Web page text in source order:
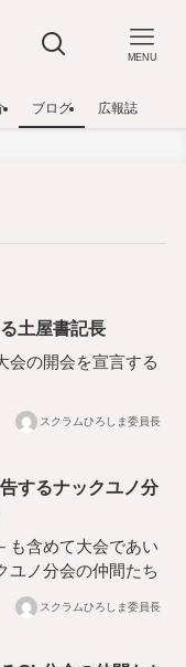
MENU
ブログ 広報誌
土屋書記長
会の開会を宣言する
スクラムひろしま委員長
するナックユノ分
も含めて大会であい
ユノ分会の仲間たち
スクラムひろしま委員長